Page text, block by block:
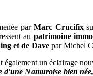
parMarc Crucifix
au patrimoine
et de Dave par Michel
un éclairage
d'une Namuroise bien